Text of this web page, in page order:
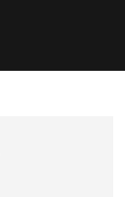
e